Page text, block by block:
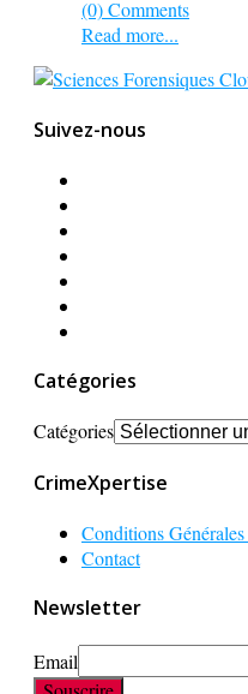
(0) Comments
Read more...
Suivez-nous
Catégories
Catégories
CrimeXpertise
Conditions
Contact
Newsletter
Email